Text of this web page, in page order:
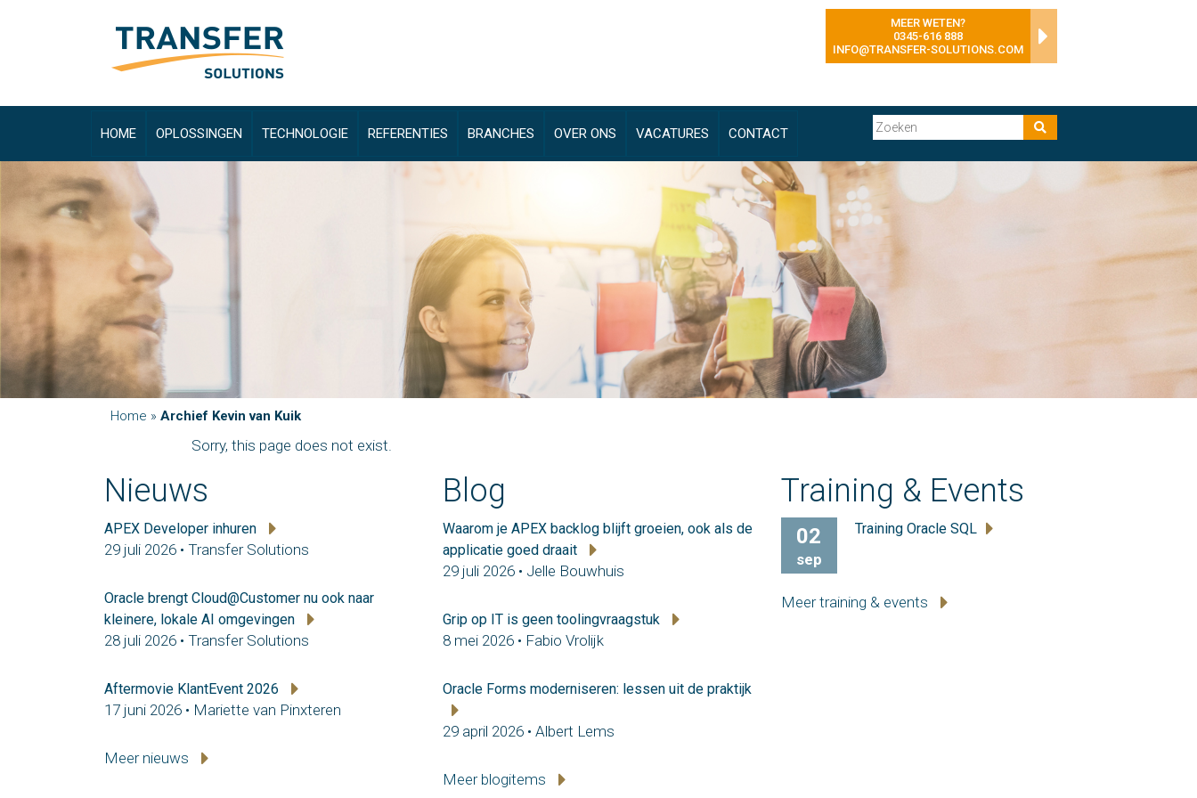
MEER WETEN?
0345-616 888
INFO@TRANSFER-SOLUTIONS.COM
HOME OPLOSSINGEN TECHNOLOGIE REFERENTIES BRANCHES OVER ONS VACATURES CONTACT
Home » Archief Kevin van Kuik
Sorry, this page does not exist.
Nieuws
APEX Developer inhuren
29 juli 2026 • Transfer Solutions
Oracle brengt Cloud@Customer nu ook naar
kleinere, lokale AI omgevingen
28 juli 2026 • Transfer Solutions
Aftermovie KlantEvent 2026
17 juni 2026 • Mariette van Pinxteren
Meer nieuws
Blog
Waarom je APEX backlog blijft groeien, ook als de
applicatie goed draait
29 juli 2026 • Jelle Bouwhuis
Grip op IT is geen toolingvraagstuk
8 mei 2026 • Fabio Vrolijk
Oracle Forms moderniseren: lessen uit de praktijk
29 april 2026 • Albert Lems
Meer blogitems
Training & Events
02
sep
Training Oracle SQL
Meer training & events